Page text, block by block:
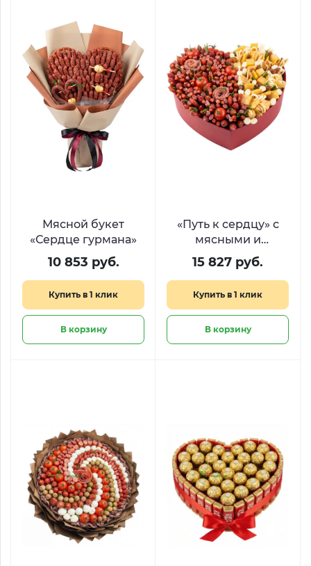
Мясной букет
«Сердце гурмана»
10 853 руб.
Купить в 1 клик
В корзину
«Путь к сердцу» с
мясными и
сырными
деликатесами
15 827 руб.
Купить в 1 клик
В корзину